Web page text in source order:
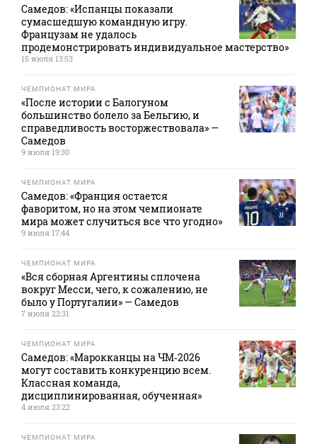
Самедов: «Испанцы показали
сумасшедшую командную игру.
Французам не удалось
продемонстрировать индивидуальное мастерство»
15 июля 13:53
ЧЕМПИОНАТ МИРА
«После истории с Балогуном
большинство болело за Бельгию, и
справедливость восторжествовала» —
Самедов
9 июля 19:30
ЧЕМПИОНАТ МИРА
Самедов: «Франция остается
фаворитом, но на этом чемпионате
мира может случиться все что угодно»
9 июля 17:44
ЧЕМПИОНАТ МИРА
«Вся сборная Аргентины сплочена
вокруг Месси, чего, к сожалению, не
было у Португалии» — Самедов
7 июля 22:31
ЧЕМПИОНАТ МИРА
Самедов: «Марокканцы на ЧМ‑2026
могут составить конкуренцию всем.
Классная команда,
дисциплинированная, обученная»
4 июля 23:22
ЧЕМПИОНАТ МИРА